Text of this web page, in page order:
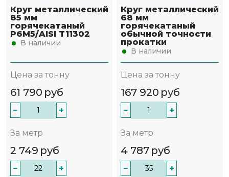
Круг металлический
85 мм
горячекатаный
Р6М5/AISI T11302
В наличии
Цена за тонну
61 790 руб
− +
За метр
2 749 руб
− +
Круг металлический
68 мм
горячекатаный
обычной точности
прокатки
В наличии
Цена за тонну
167 920 руб
− +
За метр
4 787 руб
− +